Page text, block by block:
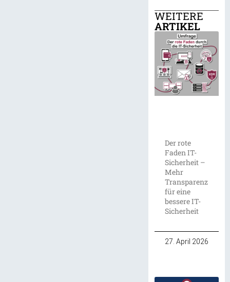
WEITERE
ARTIKEL
Der rote
Faden IT-
Sicherheit –
Mehr
Transparenz
für eine
bessere IT-
Sicherheit
27. April 2026